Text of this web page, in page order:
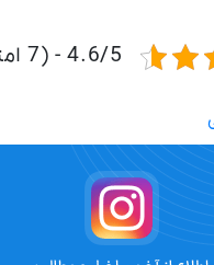
4.6/5 - (7 امتیاز)